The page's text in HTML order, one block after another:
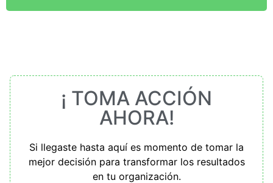
¡ TOMA ACCIÓN
AHORA!
Si llegaste hasta aquí es momento de tomar la
mejor decisión para transformar los resultados
en tu organización.